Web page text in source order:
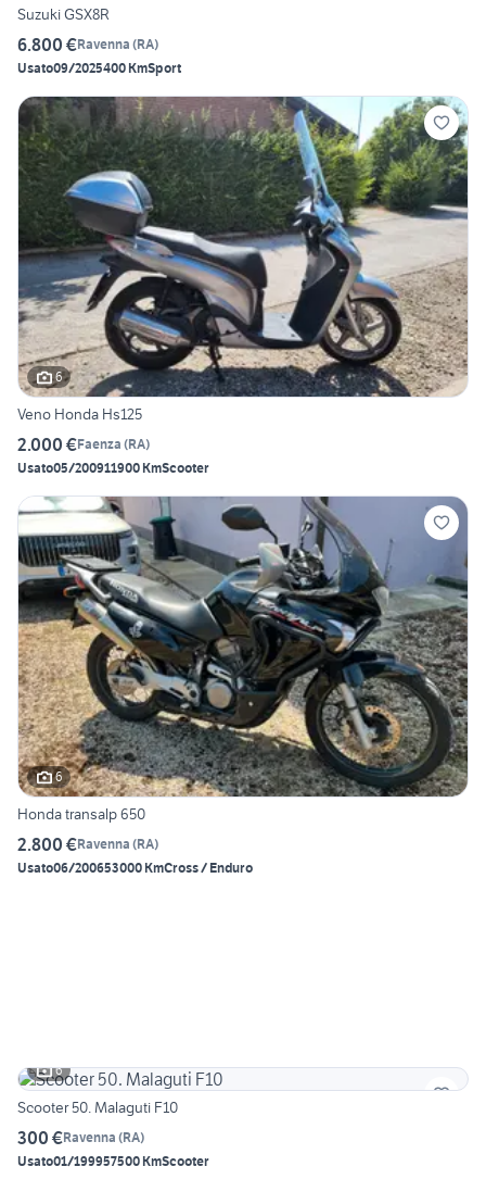
Suzuki GSX8R
6.800 €Ravenna (RA)
Usato09/2025400 KmSport
6
Veno Honda Hs125
2.000 €Faenza (RA)
Usato05/200911900 KmScooter
6
Honda transalp 650
2.800 €Ravenna (RA)
Usato06/200653000 KmCross / Enduro
6
Scooter 50. Malaguti F10
300 €Ravenna (RA)
Usato01/199957500 KmScooter